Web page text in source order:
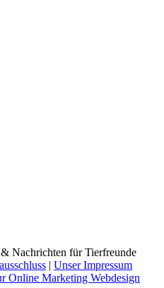
Nachrichten für Tierfreunde
| Unser Impressum
Online Marketing Webdesign